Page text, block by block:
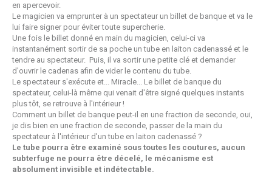
en apercevoir.
Le magicien va emprunter à un spectateur un billet de banque et va le
lui faire signer pour éviter toute supercherie.
Une fois le billet donné en main du magicien, celui-ci va
instantanément sortir de sa poche un tube en laiton cadenassé et le
tendre au spectateur. Puis, il va sortir une petite clé et demander
d'ouvrir le cadenas afin de vider le contenu du tube.
Le spectateur s'exécute et... Miracle... Le billet de banque du
spectateur, celui-là même qui venait d'être signé quelques instants
plus tôt, se retrouve à l'intérieur !
Comment un billet de banque peut-il en une fraction de seconde, oui,
je dis bien en une fraction de seconde, passer de la main du
spectateur à l'intérieur d'un tube en laiton cadenassé ?
Le tube pourra être examiné sous toutes les coutures, aucun
subterfuge ne pourra être décelé, le mécanisme est
absolument invisible et indétectable.